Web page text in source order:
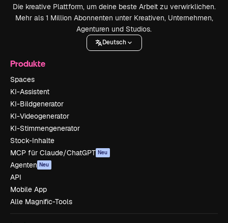
Die kreative Plattform, um deine beste Arbeit zu verwirklichen.
Mehr als 1 Million Abonnenten unter Kreativen, Unternehmen,
Agenturen und Studios.
Deutsch
Produkte
Spaces
KI-Assistent
KI-Bildgenerator
KI-Videogenerator
KI-Stimmengenerator
Stock-Inhalte
MCP für Claude/ChatGPT Neu
Agenten Neu
API
Mobile App
Alle Magnific-Tools